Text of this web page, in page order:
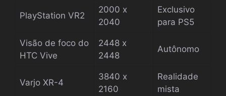
PlayStation VR2
2000 x
2040
Exclusivo
para PS5
Visão de foco do
HTC Vive
2448 x
2448
Autônomo
Varjo XR-4
3840 x
2160
Realidade
mista